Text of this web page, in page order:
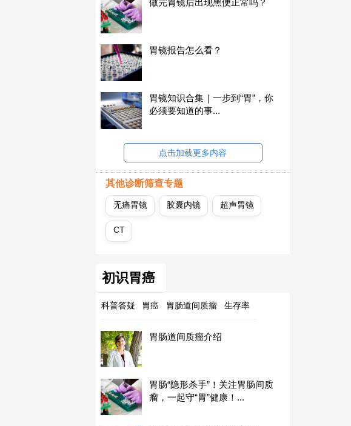
胃镜报告怎么看？
胃镜知识合集｜一步到“胃”，你
必须要知道的事...
点击加载更多内容
其他诊断筛查专题
无痛胃镜 胶囊内镜 超声胃镜
CT
初识胃癌
科普答疑 胃癌 胃肠道间质瘤 生存率
胃肠道间质瘤介绍
胃肠“隐形杀手”！关注胃肠间质
瘤，一起守“胃”健康！...